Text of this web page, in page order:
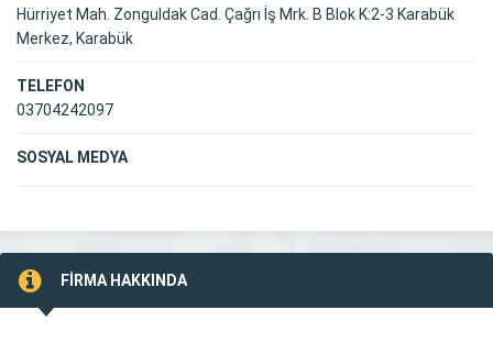
Hürriyet Mah. Zonguldak Cad. Çağrı İş Mrk. B Blok K:2-3 Karabük
Merkez, Karabük
TELEFON
03704242097
SOSYAL MEDYA
FİRMA HAKKINDA